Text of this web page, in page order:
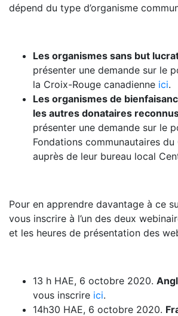
dépend du type d’organisme
Les organismes sans but
présenter une demande sur le
la Croix-Rouge canadienne ici.
Les organismes de
les autres donataires
présenter une demande sur le
Fondations communautaires du
auprès de leur bureau local
Pour en apprendre davantage à ce
vous inscrire à l’un des deux
et les heures de présentation des
13 h HAE, 6 octobre 2020.
vous inscrire ici.
14h30 HAE, 6 octobre 2020.